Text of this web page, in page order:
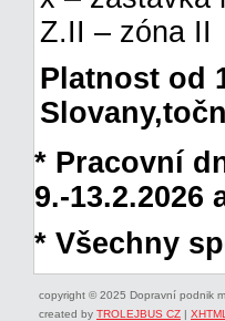
Z.II – zóna II
Platnost od
* Pracovní
9.-13.2.2026
* Všechny
copyright © 2025 Dopravní podnik
created by TROLEJBUS CZ |